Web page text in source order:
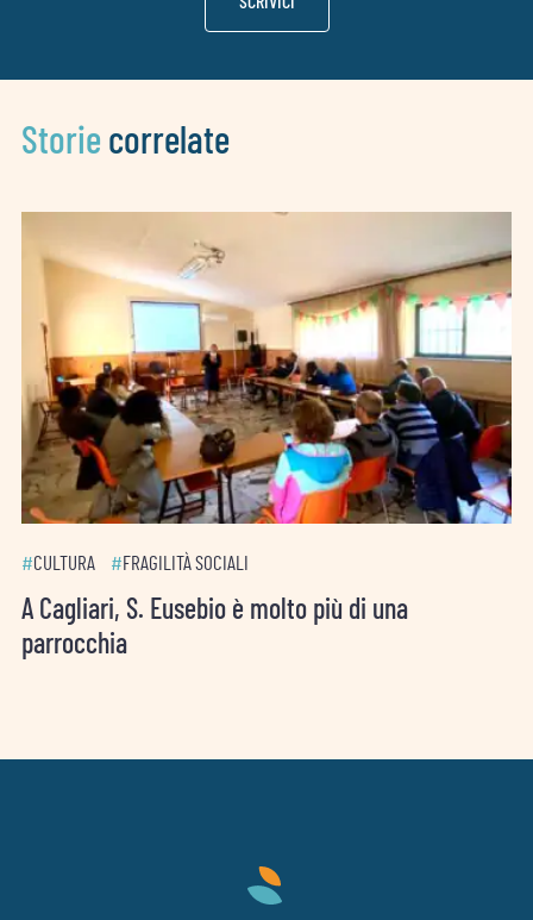
Storie correlate
#CULTURA #FRAGILITÀ SOCIALI
A Cagliari, S. Eusebio è molto più di una
parrocchia